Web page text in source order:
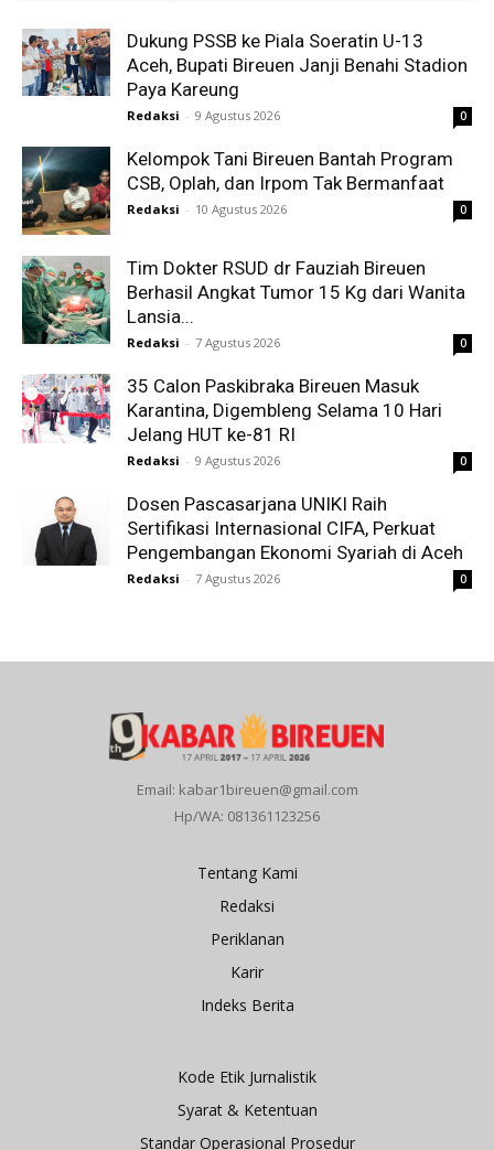
Dukung PSSB ke Piala Soeratin U-13
Aceh, Bupati Bireuen Janji Benahi Stadion
Paya Kareung
Redaksi - 9 Agustus 2026 0
Kelompok Tani Bireuen Bantah Program
CSB, Oplah, dan Irpom Tak Bermanfaat
Redaksi - 10 Agustus 2026 0
Tim Dokter RSUD dr Fauziah Bireuen
Berhasil Angkat Tumor 15 Kg dari Wanita
Lansia...
Redaksi - 7 Agustus 2026 0
35 Calon Paskibraka Bireuen Masuk
Karantina, Digembleng Selama 10 Hari
Jelang HUT ke-81 RI
Redaksi - 9 Agustus 2026 0
Dosen Pascasarjana UNIKI Raih
Sertifikasi Internasional CIFA, Perkuat
Pengembangan Ekonomi Syariah di Aceh
Redaksi - 7 Agustus 2026 0
Email: kabar1bireuen@gmail.com
Hp/WA: 081361123256
Tentang Kami
Redaksi
Periklanan
Karir
Indeks Berita
Kode Etik Jurnalistik
Syarat & Ketentuan
Standar Operasional Prosedur